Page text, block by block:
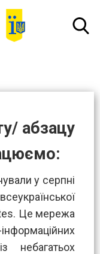
абзацу
у серпні
Це мережа
небагатьох